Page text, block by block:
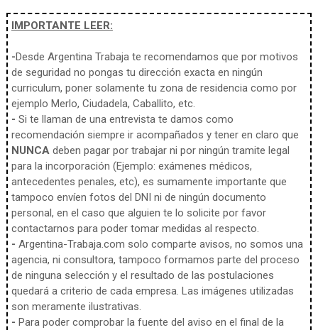
IMPORTANTE LEER:
-Desde Argentina Trabaja te recomendamos que por motivos
de seguridad no pongas tu dirección exacta en ningún
curriculum, poner solamente tu zona de residencia como por
ejemplo Merlo, Ciudadela, Caballito, etc.
- Si te llaman de una entrevista te damos como
recomendación siempre ir acompañados y tener en claro que
NUNCAdeben pagar por trabajar ni por ningún tramite legal
para la incorporación (Ejemplo: exámenes médicos,
antecedentes penales, etc), es sumamente importante que
tampoco envíen fotos del DNI ni de ningún documento
personal, en el caso que alguien te lo solicite por favor
contactarnos para poder tomar medidas al respecto.
- Argentina-Trabaja.com solo comparte avisos, no somos una
agencia, ni consultora, tampoco formamos parte del proceso
de ninguna selección y el resultado de las postulaciones
quedará a criterio de cada empresa. Las imágenes utilizadas
son meramente ilustrativas.
- Para poder comprobar la fuente del aviso en el final de la